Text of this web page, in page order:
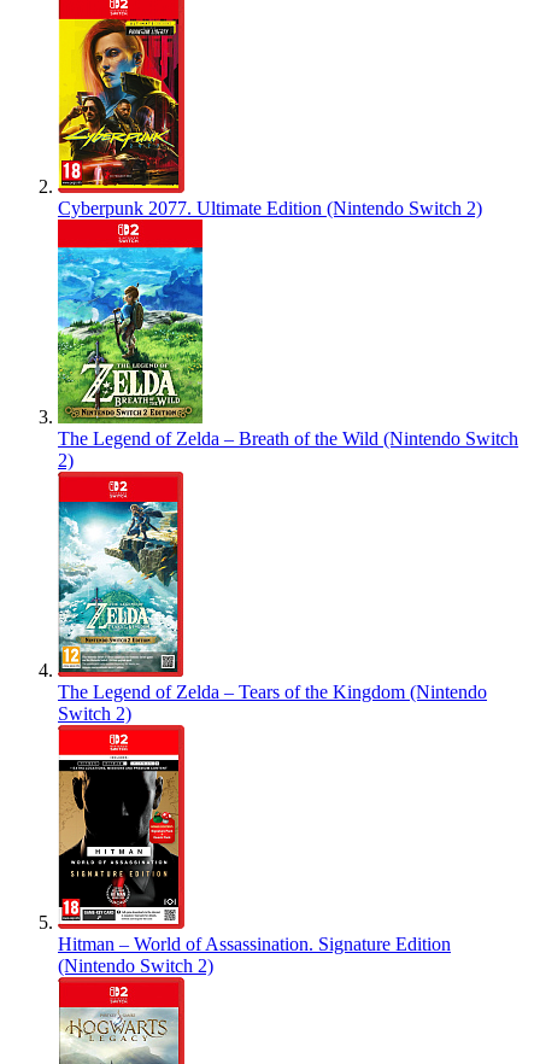
Cyberpunk 2077. Ultimate Edition (Nintendo Switch 2)
The Legend of Zelda – Breath of the Wild (Nintendo Switch
2)
The Legend of Zelda – Tears of the Kingdom (Nintendo
Switch 2)
Hitman – World of Assassination. Signature Edition
(Nintendo Switch 2)